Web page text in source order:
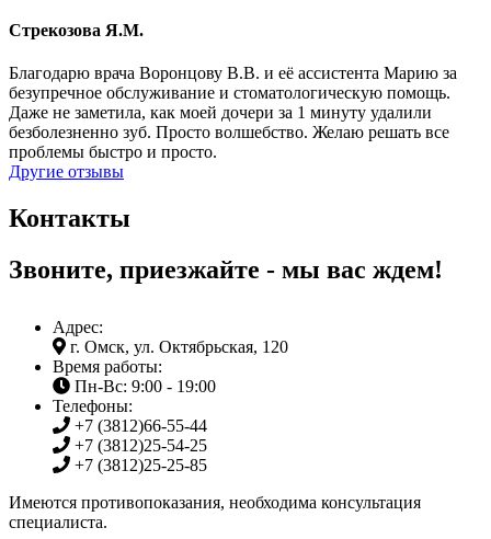
Стрекозова Я.М.
Благодарю врача Воронцову В.В. и её ассистента Марию за
безупречное обслуживание и стоматологическую помощь.
Даже не заметила, как моей дочери за 1 минуту удалили
безболезненно зуб. Просто волшебство. Желаю решать все
проблемы быстро и просто.
Другие отзывы
Контакты
Звоните, приезжайте - мы вас ждем!
Адрес:
г. Омск, ул. Октябрьская, 120
Время работы:
Пн-Вс: 9:00 - 19:00
Телефоны:
+7 (3812)66-55-44
+7 (3812)25-54-25
+7 (3812)25-25-85
Имеются противопоказания, необходима консультация
специалиста.